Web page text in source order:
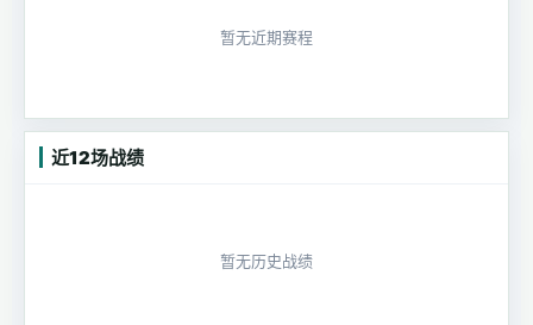
暂无近期赛程
近12场战绩
暂无历史战绩